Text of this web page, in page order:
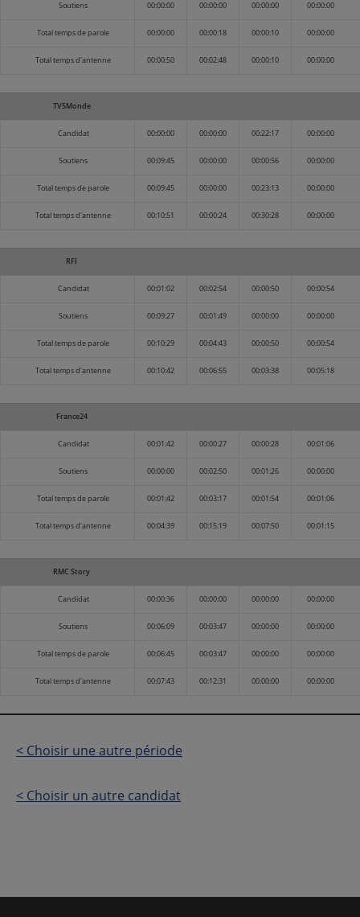
Soutiens 00:00:00 00:00:00 00:00:00 00:00:00
Total temps de parole 00:00:00 00:00:18 00:00:10 00:00:00
Total temps d'antenne 00:00:50 00:02:48 00:00:10 00:00:00
TV5Monde
Candidat 00:00:00 00:00:00 00:22:17 00:00:00
Soutiens 00:09:45 00:00:00 00:00:56 00:00:00
Total temps de parole 00:09:45 00:00:00 00:23:13 00:00:00
Total temps d'antenne 00:10:51 00:00:24 00:30:28 00:00:00
RFI
Candidat 00:01:02 00:02:54 00:00:50 00:00:54
Soutiens 00:09:27 00:01:49 00:00:00 00:00:00
Total temps de parole 00:10:29 00:04:43 00:00:50 00:00:54
Total temps d'antenne 00:10:42 00:06:55 00:03:38 00:05:18
France24
Candidat 00:01:42 00:00:27 00:00:28 00:01:06
Soutiens 00:00:00 00:02:50 00:01:26 00:00:00
Total temps de parole 00:01:42 00:03:17 00:01:54 00:01:06
Total temps d'antenne 00:04:39 00:15:19 00:07:50 00:01:15
RMC Story
Candidat 00:00:36 00:00:00 00:00:00 00:00:00
Soutiens 00:06:09 00:03:47 00:00:00 00:00:00
Total temps de parole 00:06:45 00:03:47 00:00:00 00:00:00
Total temps d'antenne 00:07:43 00:12:31 00:00:00 00:00:00
< Choisir une autre période
< Choisir un autre candidat